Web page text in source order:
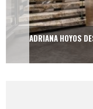
ADRIANA HOYOS